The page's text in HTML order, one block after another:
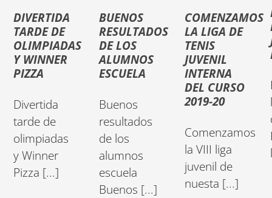
DIVERTIDA
TARDE DE
OLIMPIADAS
Y WINNER
PIZZA
Divertida
tarde de
olimpiadas
y Winner
Pizza [...]
BUENOS
RESULTADOS
DE LOS
ALUMNOS
ESCUELA
Buenos
resultados
de los
alumnos
escuela
Buenos [...]
COMENZAMOS
LA LIGA DE
TENIS
JUVENIL
INTERNA
DEL CURSO
2019-20
Comenzamos
la VIII liga
juvenil de
nuesta [...]